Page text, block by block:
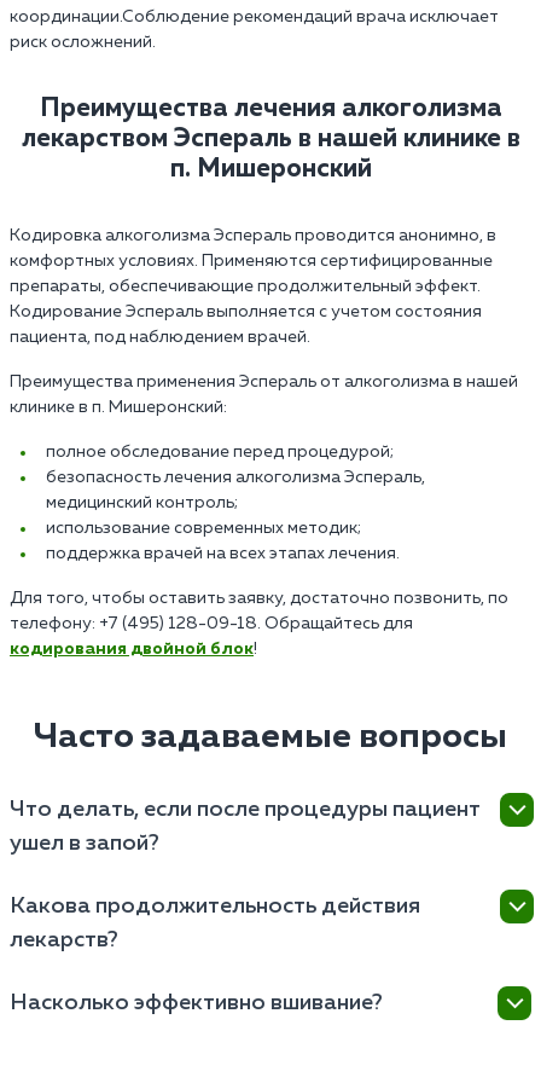
координации.Соблюдение рекомендаций врача исключает
риск осложнений.
Преимущества лечения алкоголизма
лекарством Эспераль в нашей клинике в
п. Мишеронский
Кодировка алкоголизма Эспераль проводится анонимно, в
комфортных условиях. Применяются сертифицированные
препараты, обеспечивающие продолжительный эффект.
Кодирование Эспераль выполняется с учетом состояния
пациента, под наблюдением врачей.
Преимущества применения Эспераль от алкоголизма в нашей
клинике в п. Мишеронский:
полное обследование перед процедурой;
безопасность лечения алкоголизма Эспераль,
медицинский контроль;
использование современных методик;
поддержка врачей на всех этапах лечения.
Для того, чтобы оставить заявку, достаточно позвонить, по
телефону: +7 (495) 128-09-18. Обращайтесь для
кодирования двойной блок!
Часто задаваемые вопросы
Что делать, если после процедуры пациент
ушел в запой?
помощью. Запой после кодирования опасен для
здоровья пациента, и самостоятельные попытки
проведет экспресс-оценку состояния больного,
Какова продолжительность действия
лекарств?
от физиологии пациента, дозировки препарата и
Насколько эффективно вшивание?